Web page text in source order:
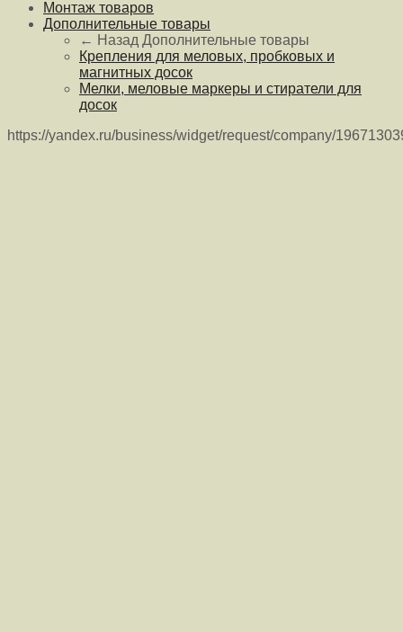
Монтаж товаров
Дополнительные товары
← Назад Дополнительные товары
Крепления для меловых, пробковых и
магнитных досок
Мелки, меловые маркеры и стиратели для
досок
https://yandex.ru/business/widget/request/company/